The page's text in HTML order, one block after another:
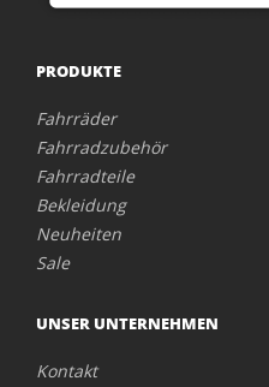
PRODUKTE
Fahrräder
Fahrradzubehör
Fahrradteile
Bekleidung
Neuheiten
Sale
UNSER UNTERNEHMEN
Kontakt